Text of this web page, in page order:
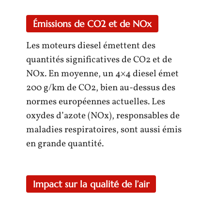
Émissions de CO2 et de NOx
Les moteurs diesel émettent des
quantités significatives de CO2 et de
NOx. En moyenne, un 4×4 diesel émet
200 g/km de CO2, bien au-dessus des
normes européennes actuelles. Les
oxydes d’azote (NOx), responsables de
maladies respiratoires, sont aussi émis
en grande quantité.
Impact sur la qualité de l’air